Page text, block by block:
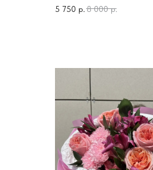
Пленка матовая
5 750 р. 8 000 р.